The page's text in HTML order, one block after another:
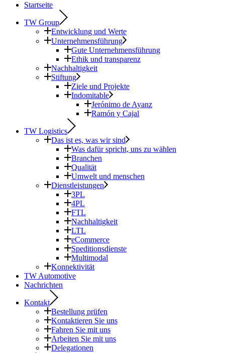
Startseite
TW Group
Entwicklung und Werte
Unternehmensführung
Gute Unternehmensführung
Ethik und transparenz
Nachhaltigkeit
Stiftung
Ziele und Projekte
Indomitable
Jerónimo de Ayanz
Ramón y Cajal
TW Logistics
Das ist es, was wir sind
Was dafür spricht, uns zu wählen
Branchen
Qualität
Umwelt und menschen
Dienstleistungen
3PL
4PL
FTL
Nachhaltigkeit
LTL
eCommerce
Speditionsdienste
Multimodal
Konnektivität
TW Automotive
Nachrichten
Kontakt
Bestellung prüfen
Kontaktieren Sie uns
Fahren Sie mit uns
Arbeiten Sie mit uns
Delegationen